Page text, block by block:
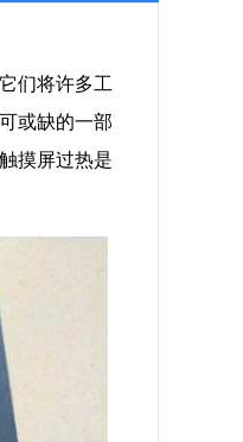
们将许多工
或缺的一部
摸屏过热是